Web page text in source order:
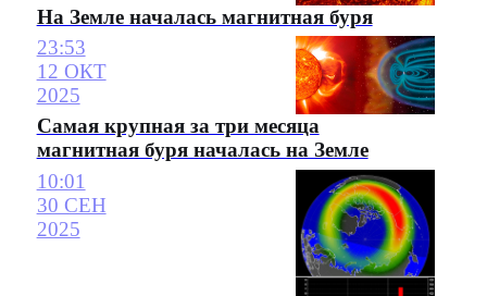
На Земле началась магнитная буря
23:53
12 ОКТ
2025
Самая крупная за три месяца
магнитная буря началась на Земле
10:01
30 СЕН
2025